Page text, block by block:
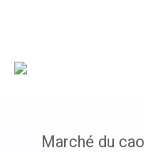
Marché du